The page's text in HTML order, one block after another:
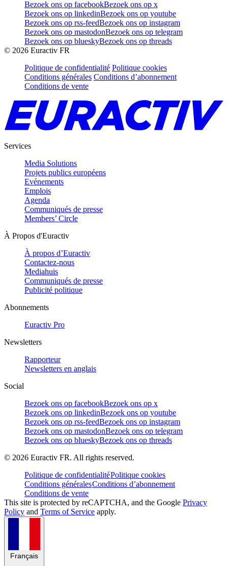
Bezoek ons op facebookBezoek ons op x
Bezoek ons op linkedinBezoek ons op youtube
Bezoek ons op rss-feedBezoek ons op instagram
Bezoek ons op mastodonBezoek ons op telegram
Bezoek ons op blueskyBezoek ons op threads
© 2026 Euractiv FR
Politique de confidentialité Politique cookies
Conditions générales Conditions d’abonnement
Conditions de vente
Services
Media Solutions
Projets publics européens
Evénements
Emplois
Agenda
Communiqués de presse
Members’ Circle
À Propos d'Euractiv
À propos d’Euractiv
Contactez-nous
Mediahuis
Communiqués de presse
Publicité politique
Abonnements
Euractiv Pro
Newsletters
Rapporteur
Newsletters en anglais
Social
Bezoek ons op facebookBezoek ons op x
Bezoek ons op linkedinBezoek ons op youtube
Bezoek ons op rss-feedBezoek ons op instagram
Bezoek ons op mastodonBezoek ons op telegram
Bezoek ons op blueskyBezoek ons op threads
© 2026 Euractiv FR. All rights reserved.
Politique de confidentialitéPolitique cookies
Conditions généralesConditions d’abonnement
Conditions de vente
This site is protected by reCAPTCHA, and the Google Privacy
Policy and Terms of Service apply.
Français